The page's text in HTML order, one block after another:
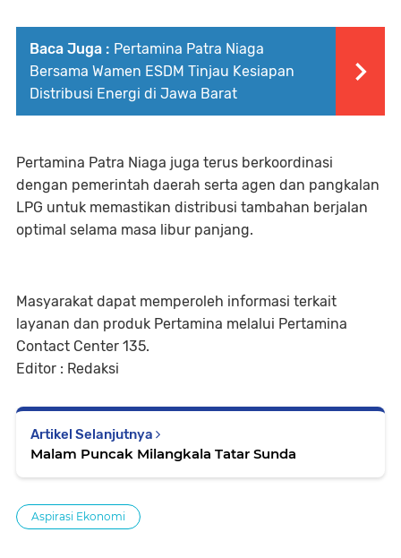
Baca Juga : Pertamina Patra Niaga
Bersama Wamen ESDM Tinjau Kesiapan
Distribusi Energi di Jawa Barat
Pertamina Patra Niaga juga terus berkoordinasi
dengan pemerintah daerah serta agen dan pangkalan
LPG untuk memastikan distribusi tambahan berjalan
optimal selama masa libur panjang.
Masyarakat dapat memperoleh informasi terkait
layanan dan produk Pertamina melalui Pertamina
Contact Center 135.
Editor : Redaksi
Artikel Selanjutnya
Malam Puncak Milangkala Tatar Sunda
Aspirasi Ekonomi